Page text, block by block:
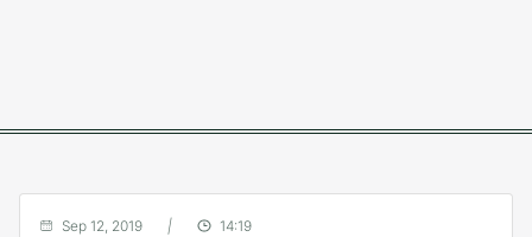
Sep 12, 2019 | 14:19